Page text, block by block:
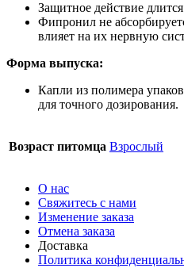
Защитное действие
Фипронил не
влияет на их нервную
Форма выпуска:
Капли из полимера
для точного дозирования.
Возраст питомца Взрослый
О нас
Свяжитесь с нами
Изменение заказа
Отмена заказа
Доставка
Политика